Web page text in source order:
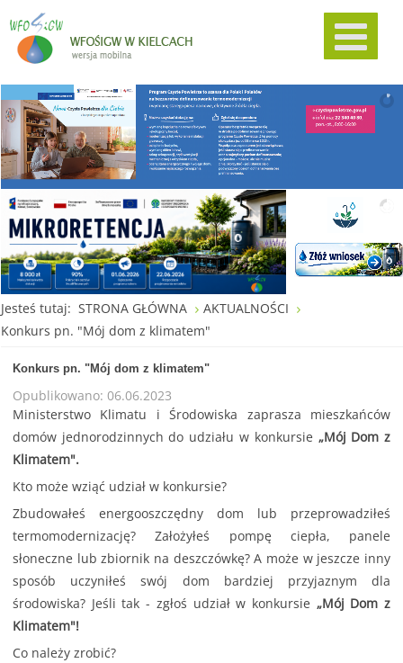
Jesteś tutaj: STRONA GŁÓWNA
AKTUALNOŚCI
Konkurs pn. "Mój dom z klimatem"
Konkurs pn. "Mój dom z klimatem"
Opublikowano: 06.06.2023
Ministerstwo Klimatu i Środowiska zaprasza mieszkańców
domów jednorodzinnych do udziału w konkursie „Mój Dom z
Klimatem".
Kto może wziąć udział w konkursie?
Zbudowałeś energooszczędny dom lub przeprowadziłeś
termomodernizację? Założyłeś pompę ciepła, panele
słoneczne lub zbiornik na deszczówkę? A może w jeszcze inny
sposób uczyniłeś swój dom bardziej przyjaznym dla
środowiska? Jeśli tak - zgłoś udział w konkursie „Mój Dom z
Klimatem"!
Co należy zrobić?